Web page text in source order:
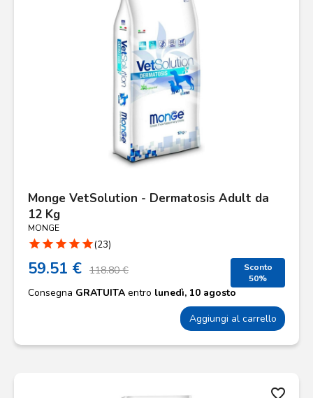
Monge VetSolution - Dermatosis Adult da
12 Kg
MONGE
star star star star star(23)
59.51 € 118.80 €
Sconto
50%
Consegna GRATUITA entro lunedì, 10 agosto
Aggiungi al carrello
favorite_border